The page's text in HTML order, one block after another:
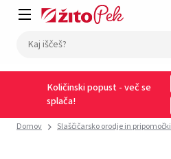
Količinski popust - več se
splača!
Domov Slaščičarsko orodje in pripomočki